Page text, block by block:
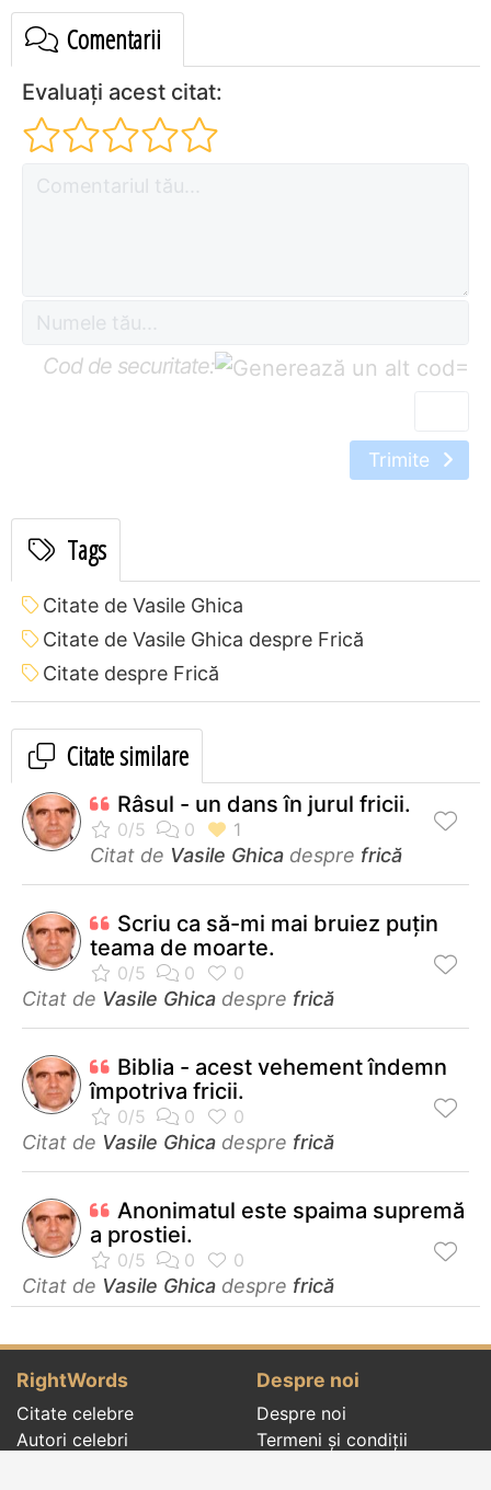
Comentarii
Evaluați acest citat:
Cod de securitate: =
Trimite
Tags
Citate de Vasile Ghica
Citate de Vasile Ghica despre Frică
Citate despre Frică
Citate similare
Râsul - un dans în jurul fricii.
Citat de Vasile Ghica despre frică
Scriu ca să-mi mai bruiez puţin
teama de moarte.
Citat de Vasile Ghica despre frică
Biblia - acest vehement îndemn
împotriva fricii.
Citat de Vasile Ghica despre frică
Anonimatul este spaima supremă
a prostiei.
Citat de Vasile Ghica despre frică
RightWords
Citate celebre
Autori celebri
Despre noi
Despre noi
Termeni și condiții